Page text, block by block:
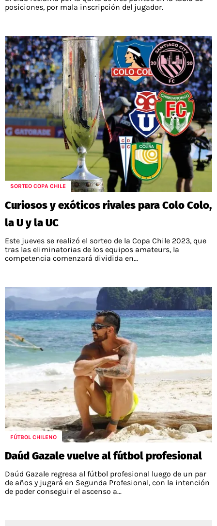
posiciones, por mala inscripción del jugador.
SORTEO COPA CHILE
Curiosos y exóticos rivales para Colo Colo,
la U y la UC
Este jueves se realizó el sorteo de la Copa Chile 2023, que
tras las eliminatorias de los equipos amateurs, la
competencia comenzará dividida en...
FÚTBOL CHILENO
Daúd Gazale vuelve al fútbol profesional
Daúd Gazale regresa al fútbol profesional luego de un par
de años y jugará en Segunda Profesional, con la intención
de poder conseguir el ascenso a...